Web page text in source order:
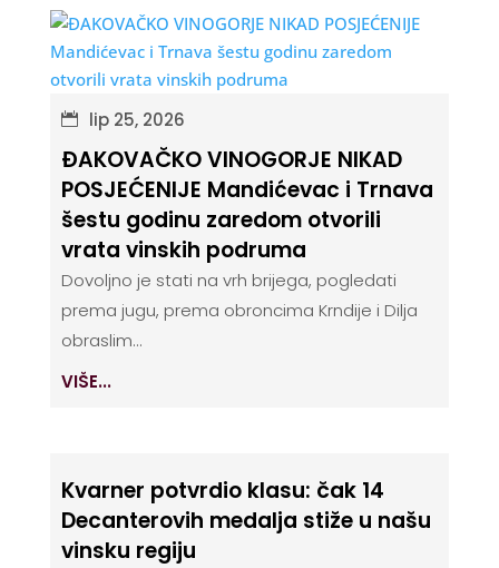
lip 25, 2026
ĐAKOVAČKO VINOGORJE NIKAD
POSJEĆENIJE Mandićevac i Trnava
šestu godinu zaredom otvorili
vrata vinskih podruma
Dovoljno je stati na vrh brijega, pogledati
prema jugu, prema obroncima Krndije i Dilja
obraslim...
VIŠE...
Kvarner potvrdio klasu: čak 14
Decanterovih medalja stiže u našu
vinsku regiju